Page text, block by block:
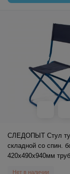
СЛЕДОПЫТ Стул
складной со спин.
420х490х940мм
Нет в наличии